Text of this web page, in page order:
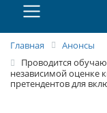
Главная
Анонсы
Проводится
независимой оценке
претендентов для